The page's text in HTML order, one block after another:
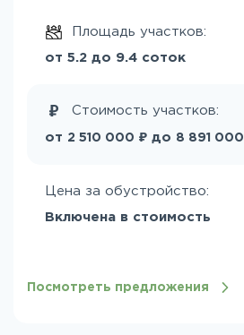
Площадь участков:
от 5.2 до 9.4 соток
Стоимость участков:
от 2 510 000 ₽ до 8 891 000
Цена за обустройство:
Включена в стоимость
Посмотреть предложения